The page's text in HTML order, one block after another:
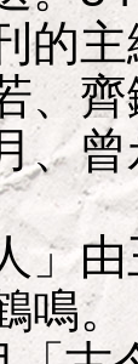
的
、
、
由
鳴。